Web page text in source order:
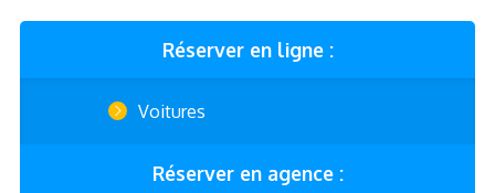
Réserver en ligne :
Voitures
Réserver en agence :